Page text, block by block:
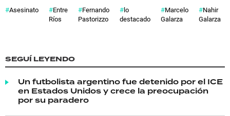
Asesinato
Entre
Ríos
Fernando
Pastorizzo
lo
destacado
Marcelo
Galarza
Nahir
Galarza
SEGUÍ LEYENDO
Un futbolista argentino fue detenido por el ICE
en Estados Unidos y crece la preocupación
por su paradero